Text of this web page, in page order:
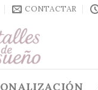
CONTACTAR